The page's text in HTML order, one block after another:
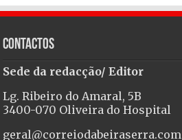
Contactos
Sede da redacção/ Editor
Lg. Ribeiro do Amaral, 5B
3400-070 Oliveira do Hospital
geral@correiodabeiraserra.com